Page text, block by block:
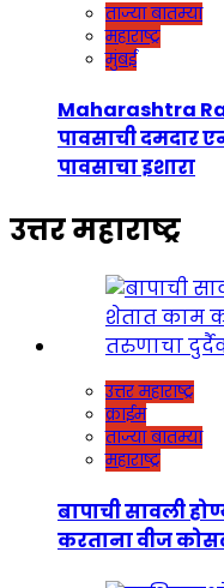
ताज्या बातम्या
महाराष्ट्र
मुंबई
Maharashtra
पावसाची दमदार
पावसाचा इशारा
उत्तर महाराष्ट्र
उत्तर महाराष्ट्र
क्राईम
ताज्या बातम्या
महाराष्ट्र
बापाची सावली
करताना वीज